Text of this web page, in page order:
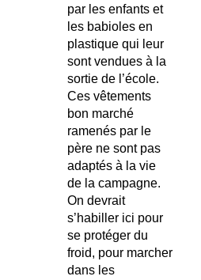
par les enfants et
les babioles en
plastique qui leur
sont vendues à la
sortie de l’école.
Ces vêtements
bon marché
ramenés par le
père ne sont pas
adaptés à la vie
de la campagne.
On devrait
s’habiller ici pour
se protéger du
froid, pour marcher
dans les